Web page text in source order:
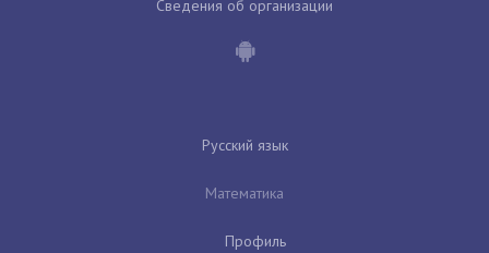
Сведения об организации
Русский язык
Математика
Профиль